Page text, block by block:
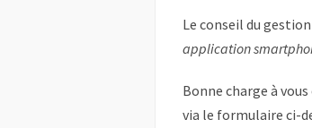
Le conseil du
application
Bonne charge à
via le formulaire ci-